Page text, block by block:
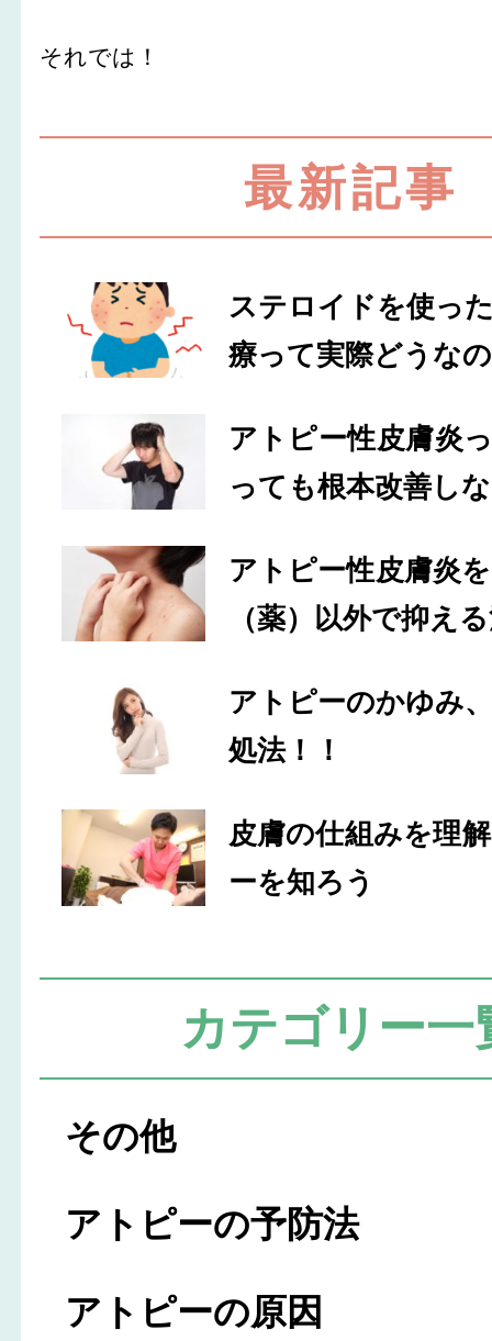
それでは！
最新記事
ステロイドを使っ
療って実際どうな
アトピー性皮膚炎
っても根本改善し
アトピー性皮膚炎
（薬）以外で抑え
アトピーのかゆみ
処法！！
皮膚の仕組みを理
ーを知ろう
カテゴリー一
その他
アトピーの予防法
アトピーの原因